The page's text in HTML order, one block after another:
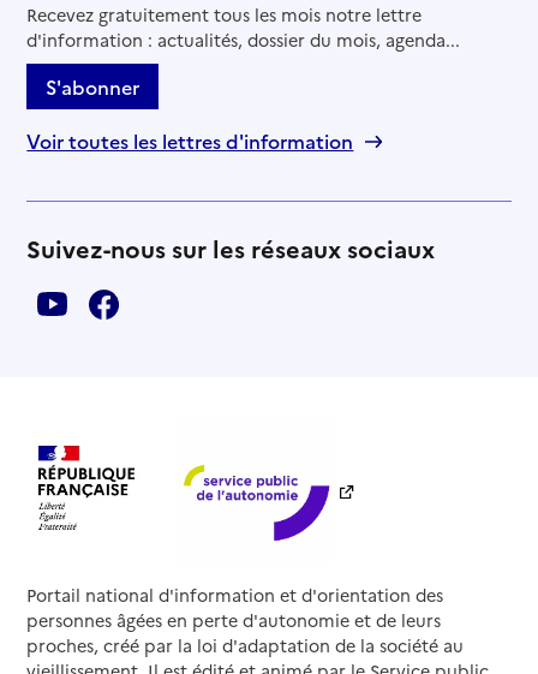
Recevez gratuitement tous les mois notre lettre
d'information : actualités, dossier du mois, agenda...
S'abonner
Voir toutes les lettres d'information
Suivez-nous sur les réseaux sociaux
Portail national d'information et d'orientation des
personnes âgées en perte d'autonomie et de leurs
proches, créé par la loi d'adaptation de la société au